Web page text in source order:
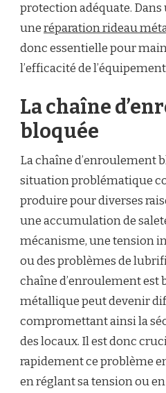
protection adéquate.
uneréparation rideau
donc essentielle pour
l’efficacité de
La chaîne
bloquée
La chaîne d’enroulement
situation problématique
produire pour diverses
une accumulation de
mécanisme, une tension
ou des problèmes de
chaîne d’enroulement est
métallique peut devenir
compromettant ainsi la
des locaux. Il est donc
rapidement ce problème
en réglant sa tension ou